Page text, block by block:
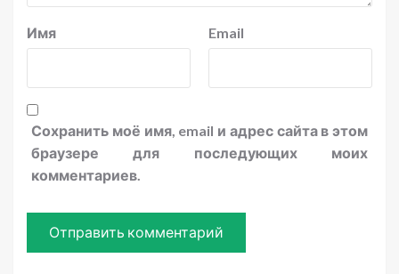
Имя Email
Сохранить моё имя, email и адрес сайта в этом
браузере для последующих моих
комментариев.